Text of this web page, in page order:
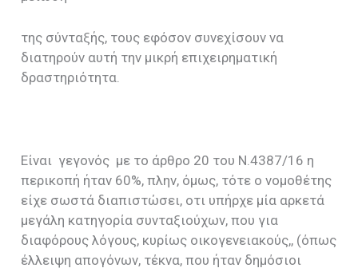
της σύνταξής, τους εφόσον συνεχίσουν να
διατηρούν αυτή την μικρή επιχειρηματική
δραστηριότητα.
Είναι γεγονός με το άρθρο 20 του Ν.4387/16 η
περικοπή ήταν 60%, πλην, όμως, τότε ο νομοθέτης
είχε σωστά διαπιστώσει, οτι υπήρχε μία αρκετά
μεγάλη κατηγορία συνταξιούχων, που για
διαφόρους λόγους, κυρίως οικογενειακούς,, (όπως
έλλειψη απογόνων, τέκνα, που ήταν δημόσιοι